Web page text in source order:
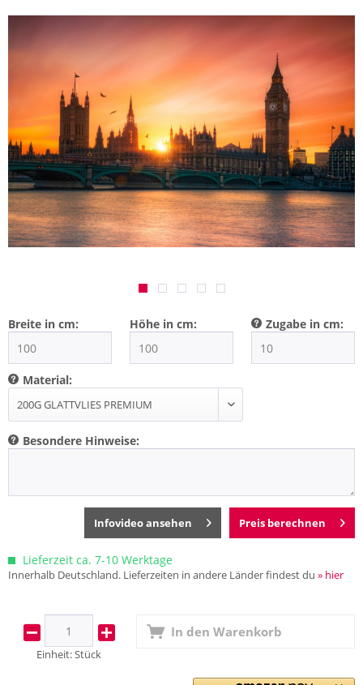
Breite in cm: Höhe in cm: Zugabe in cm:
Material:
Besondere Hinweise:
Preis berechnen
Infovideo ansehen
Lieferzeit ca. 7-10 Werktage
Innerhalb Deutschland. Lieferzeiten in andere Länder findest du » hier
Einheit:Stück
In den Warenkorb